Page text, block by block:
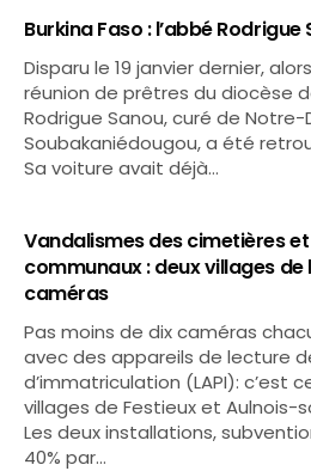
Burkina Faso : l’abbé
Disparu le 19 janvier dernier,
réunion de prêtres du diocèse
Rodrigue Sanou, curé de Notre-
Soubakaniédougou, a été
Sa voiture avait déjà…
Vandalismes des cimetières
communaux : deux villages de
caméras
Pas moins de dix caméras
avec des appareils de lecture
d’immatriculation (LAPI): c’est
villages de Festieux et Aulnois-
Les deux installations,
40% par…